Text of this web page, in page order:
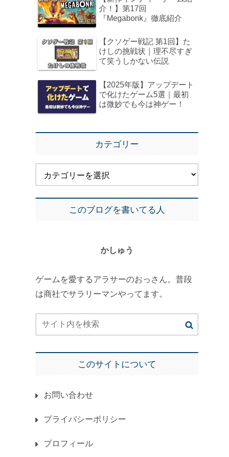
介！】第17回
『Megabonk』徹底紹介
【クソゲー戦記 第1回】た
けしの挑戦状｜理不尽すぎ
て笑うしかない伝説
【2025年版】アップデート
で化けたゲーム5選｜最初
は微妙でも今は神ゲー！
カテゴリー
このブログを書いてる人
かしゅう
ゲームを愛するアラサーのおっさん。普段
は商社でサラリーマンやってます。
このサイトについて
お問い合わせ
プライバシーポリシー
プロフィール